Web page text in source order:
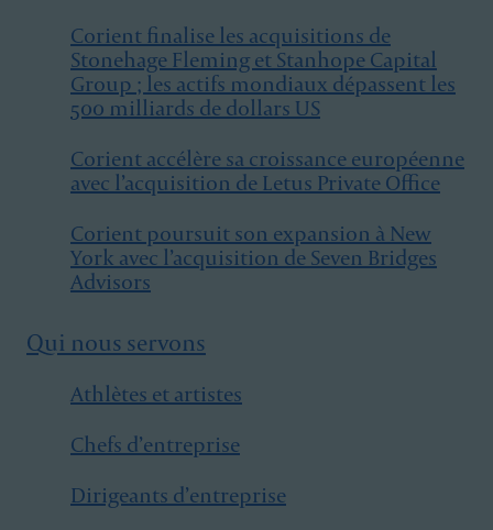
Corient finalise les acquisitions de
Stonehage Fleming et Stanhope Capital
Group ; les actifs mondiaux dépassent les
500 milliards de dollars US
Corient accélère sa croissance européenne
avec l’acquisition de Letus Private Office
Corient poursuit son expansion à New
York avec l’acquisition de Seven Bridges
Advisors
Qui nous servons
Athlètes et artistes
Chefs d’entreprise
Dirigeants d’entreprise